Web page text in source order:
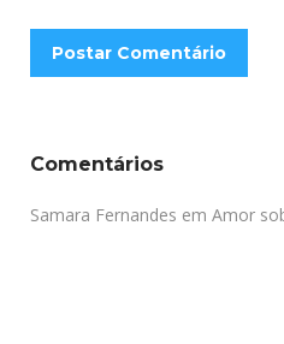
Postar Comentário
Comentários
Samara Fernandes em Amor